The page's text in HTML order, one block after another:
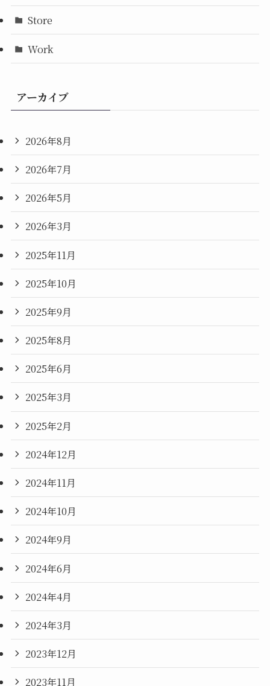
Store
Work
アーカイブ
2026年8月
2026年7月
2026年5月
2026年3月
2025年11月
2025年10月
2025年9月
2025年8月
2025年6月
2025年3月
2025年2月
2024年12月
2024年11月
2024年10月
2024年9月
2024年6月
2024年4月
2024年3月
2023年12月
2023年11月